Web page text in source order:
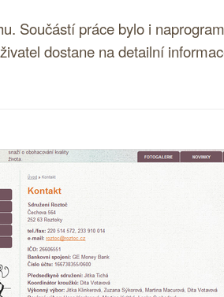
Součástí práce bylo i
dostane na detailní